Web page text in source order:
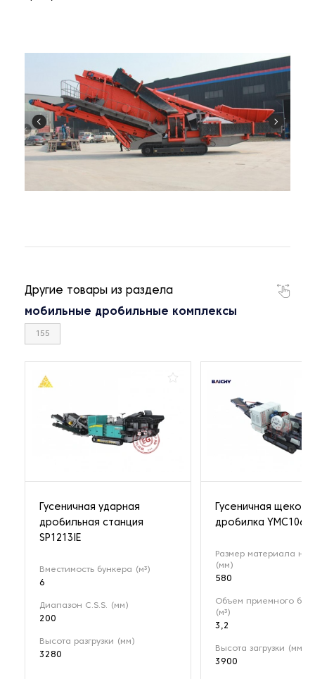
Другие товары из раздела
мобильные дробильные комплексы
155
Гусеничная ударная
дробильная станция
SP1213IE
Вместимость бункера (м³)
6
Диапазон C.S.S. (мм)
200
Высота разгрузки (мм)
3280
Гусеничная
дробилка YMC106
Размер материала на
(мм)
580
Объем приемного
(м³)
3,2
Высота загрузки (мм)
3900